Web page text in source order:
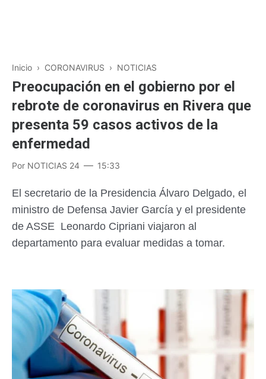
Inicio › CORONAVIRUS › NOTICIAS
Preocupación en el gobierno por el
rebrote de coronavirus en Rivera que
presenta 59 casos activos de la
enfermedad
Por NOTICIAS 24 15:33
El secretario de la Presidencia Álvaro Delgado, el
ministro de Defensa Javier García y el presidente
de ASSE Leonardo Cipriani viajaron al
departamento para evaluar medidas a tomar.